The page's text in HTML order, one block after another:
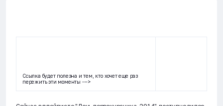
Ссылка будет полезна и тем, кто хочет еще раз
пережить эти моменты --->